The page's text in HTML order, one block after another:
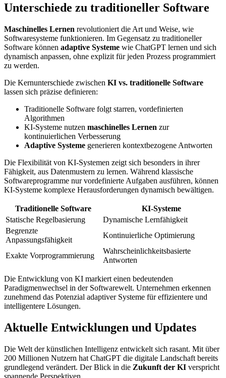
Unterschiede zu traditioneller Software
Maschinelles Lernen revolutioniert die Art und Weise, wie
Softwaresysteme funktionieren. Im Gegensatz zu traditioneller
Software können adaptive Systeme wie ChatGPT lernen und sich
dynamisch anpassen, ohne explizit für jeden Prozess programmiert
zu werden.
Die Kernunterschiede zwischen KI vs. traditionelle Software
lassen sich präzise definieren:
Traditionelle Software folgt starren, vordefinierten
Algorithmen
KI-Systeme nutzen maschinelles Lernen zur
kontinuierlichen Verbesserung
Adaptive Systeme generieren kontextbezogene Antworten
Die Flexibilität von KI-Systemen zeigt sich besonders in ihrer
Fähigkeit, aus Datenmustern zu lernen. Während klassische
Softwareprogramme nur vordefinierte Aufgaben ausführen, können
KI-Systeme komplexe Herausforderungen dynamisch bewältigen.
Traditionelle Software
KI-Systeme
Statische Regelbasierung
Dynamische Lernfähigkeit
Begrenzte
Anpassungsfähigkeit
Kontinuierliche Optimierung
Exakte Vorprogrammierung
Wahrscheinlichkeitsbasierte
Antworten
Die Entwicklung von KI markiert einen bedeutenden
Paradigmenwechsel in der Softwarewelt. Unternehmen erkennen
zunehmend das Potenzial adaptiver Systeme für effizientere und
intelligentere Lösungen.
Aktuelle Entwicklungen und Updates
Die Welt der künstlichen Intelligenz entwickelt sich rasant. Mit über
200 Millionen Nutzern hat ChatGPT die digitale Landschaft bereits
grundlegend verändert. Der Blick in die Zukunft der KI verspricht
spannende Perspektiven.